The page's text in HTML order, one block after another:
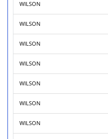
WILSON
WILSON
WILSON
WILSON
WILSON
WILSON
WILSON